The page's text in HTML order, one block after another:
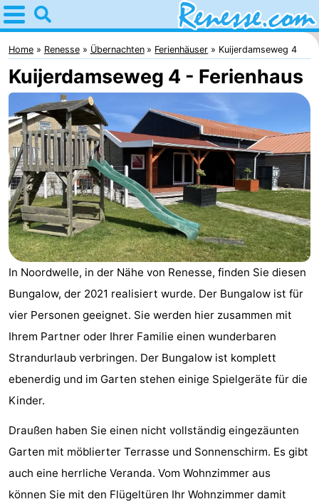
Home
Renesse
Tipps
Für
kindern
Übernachten
Appartements
-
Port
Greve
-
Zeeuwse
Kust
Campingplätze
Ferienhäuser
-
De
Oase
-
Duinoord
-
Julianahoeve
-
Home Renesse Übernachten Ferienhäuser Kuijerdamseweg 4
Kuijerdamseweg 4 - Ferienhaus
In Noordwelle, in der Nähe von Renesse, finden Sie diesen
Bungalow, der 2021 realisiert wurde. Der Bungalow ist für
vier Personen geeignet. Sie werden hier zusammen mit
Ihrem Partner oder Ihrer Familie einen wunderbaren
Strandurlaub verbringen. Der Bungalow ist komplett
ebenerdig und im Garten stehen einige Spielgeräte für die
Kinder.
Draußen haben Sie einen nicht vollständig eingezäunten
Garten mit möblierter Terrasse und Sonnenschirm. Es gibt
auch eine herrliche Veranda. Vom Wohnzimmer aus
können Sie mit den Flügeltüren Ihr Wohnzimmer damit